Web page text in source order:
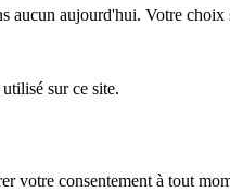
aucun aujourd'hui. Votre choix
sur ce site.
consentement à tout